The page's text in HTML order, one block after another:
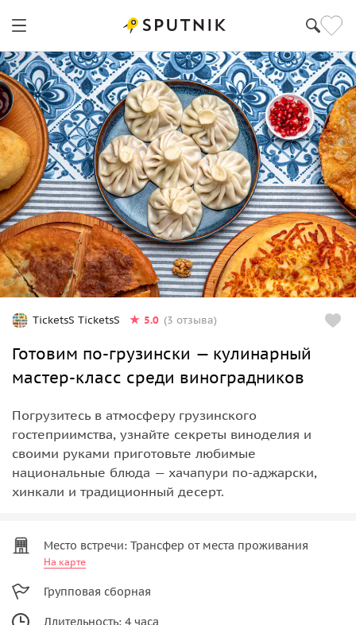
TicketsS TicketsS 5.0 (3 отзыва)
Готовим по-грузински — кулинарный
мастер-класс среди виноградников
Погрузитесь в атмосферу грузинского
гостеприимства, узнайте секреты виноделия и
своими руками приготовьте любимые
национальные блюда — хачапури по-аджарски,
хинкали и традиционный десерт.
Место встречи: Трансфер от места проживания
На карте
Групповая сборная
Длительность: 4 часа